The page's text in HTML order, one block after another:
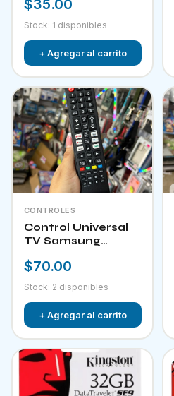
$35.00
Stock: 1 disponibles
+ Agregar al carrito
CONTROLES
Control Universal
TV Samsung
$70.00
Stock: 2 disponibles
+ Agregar al carrito